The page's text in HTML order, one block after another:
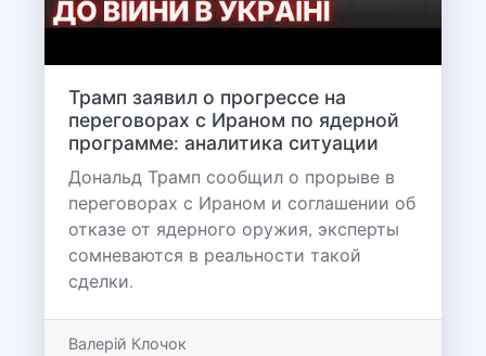
Трамп заявил о прогрессе на
переговорах с Ираном по ядерной
программе: аналитика ситуации
Дональд Трамп сообщил о прорыве в
переговорах с Ираном и соглашении об
отказе от ядерного оружия, эксперты
сомневаются в реальности такой
сделки.
Валерій Клочок